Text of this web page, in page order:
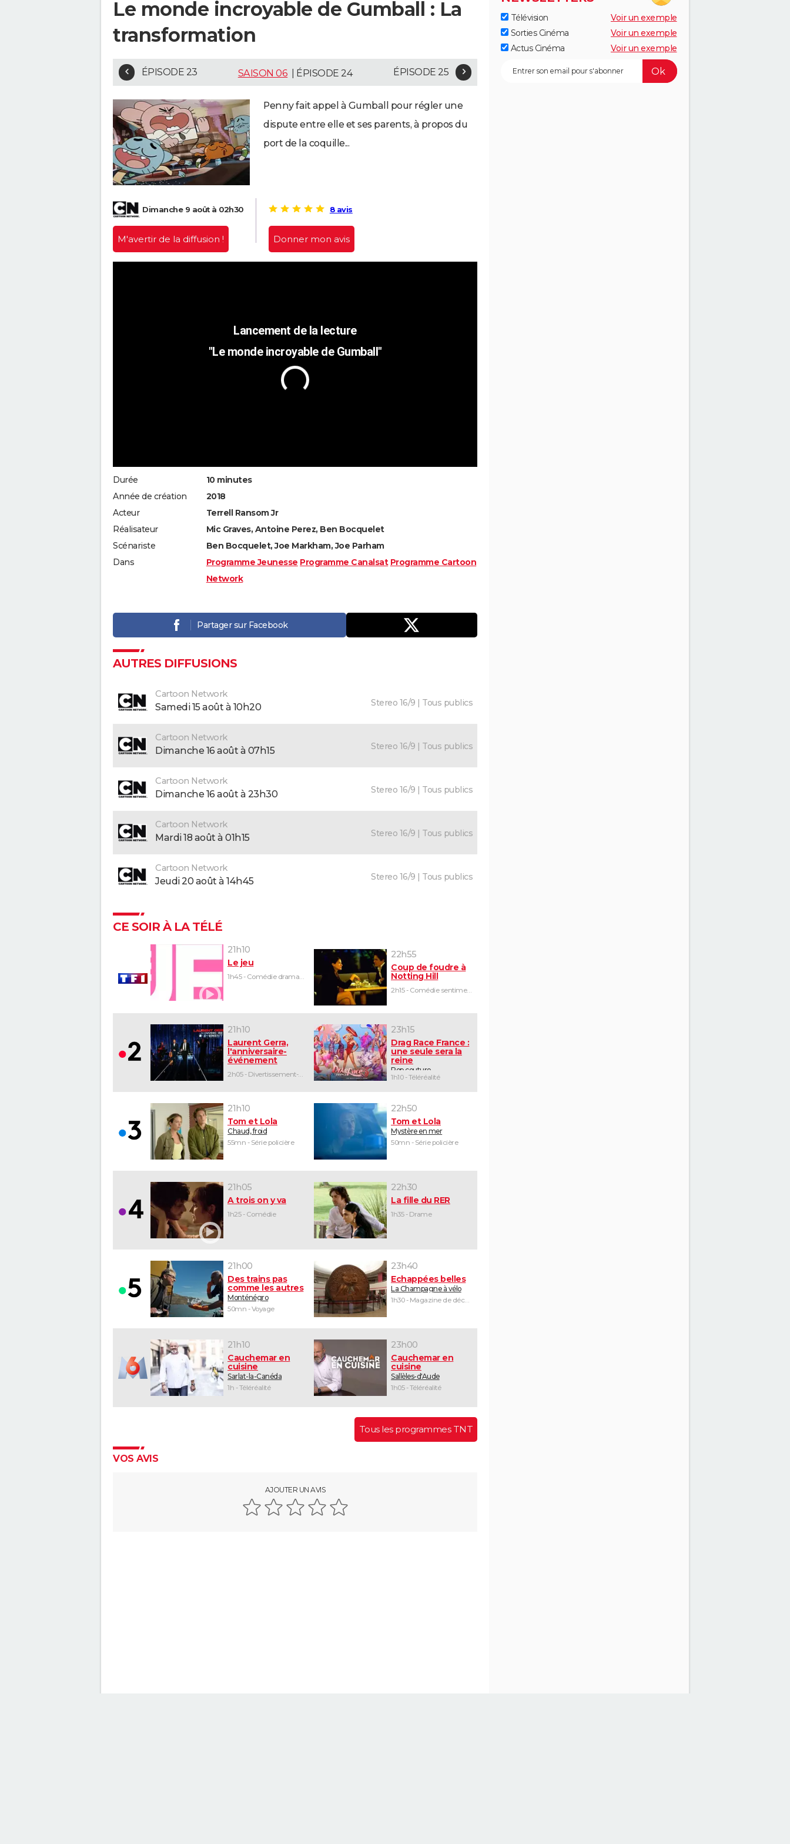
Le monde incroyable de Gumball : La
transformation
ÉPISODE 23 SAISON 06 | ÉPISODE 24 ÉPISODE 25
Penny fait appel à Gumball pour régler une
dispute entre elle et ses parents, à propos du
port de la coquille...
Dimanche 9 août à 02h30
M'avertir de la diffusion !
8 avis
Donner mon avis
"Le monde incroyable de Gumball"
Durée
10 minutes
Année de création
2018
Acteur
Terrell Ransom Jr
Réalisateur
Mic Graves, Antoine Perez, Ben Bocquelet
Scénariste
Ben Bocquelet, Joe Markham, Joe Parham
Dans
Programme Jeunesse Programme Canalsat Programme Cartoon
Network
Partager sur Facebook
AUTRES DIFFUSIONS
Cartoon Network
samedi 15 août à 10h20 Stereo 16/9 | Tous publics
Cartoon Network
dimanche 16 août à 07h15 Stereo 16/9 | Tous publics
Cartoon Network
dimanche 16 août à 23h30 Stereo 16/9 | Tous publics
Cartoon Network
mardi 18 août à 01h15 Stereo 16/9 | Tous publics
Cartoon Network
jeudi 20 août à 14h45 Stereo 16/9 | Tous publics
CE SOIR À LA TÉLÉ
21h10
Le jeu
22h55
Coup de foudre à
Notting Hill
2h15 - Comédie sentimentale
21h10
Laurent Gerra,
l'anniversaire-
événement
2h05 - Divertissement-humour
23h15
Drag Race France :
une seule sera la
reine
Pop couture
1h10 - Téléréalité
21h10
Tom et Lola
Chaud, froid
55mn - Série policière
22h50
Tom et Lola
Mystère en mer
50mn - Série policière
21h05
A trois on y va
1h25 - Comédie
22h30
La fille du RER
1h35 - Drame
21h00
Des trains pas
comme les autres
Monténégro
50mn - Voyage
23h40
Echappées belles
La Champagne à vélo
1h30 - Magazine de découvertes
21h10
Cauchemar en
cuisine
Sarlat-la-Canéda
1h - Téléréalité
23h00
Cauchemar en
cuisine
Sallèles-d'Aude
1h05 - Téléréalité
Tous les programmes TNT
VOS AVIS
AJOUTER UN AVIS
Télévision
Voir un exemple
Sorties Cinéma
Voir un exemple
Actus Cinéma
Voir un exemple